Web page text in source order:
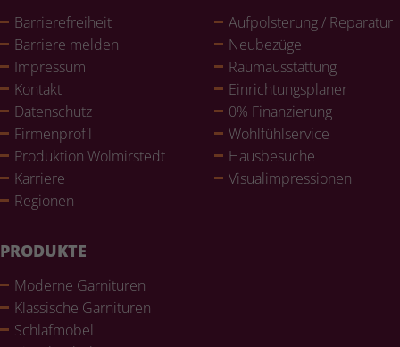
Bar­rie­re­frei­heit
Barriere melden
Impressum
Kontakt
Daten­schutz
Fir­men­pro­fil
Pro­duk­tion Wol­mir­stedt
Karriere
Regionen
Auf­pols­te­rung / Reparatur
Neubezüge
Raum­aus­stat­tung
Ein­rich­tungs­pla­ner
0% Finan­zie­rung
Wohl­fühlser­vice
Haus­be­su­che
Visualim­pres­sio­nen
PRODUKTE
Moderne Gar­ni­tu­ren
Klas­si­sche Gar­ni­tu­ren
Schlaf­mö­bel